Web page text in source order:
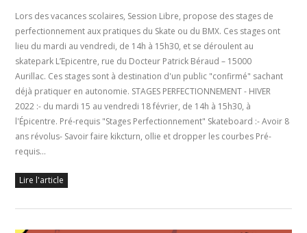
Lors des vacances scolaires, Session Libre, propose des stages de
perfectionnement aux pratiques du Skate ou du BMX. Ces stages ont
lieu du mardi au vendredi, de 14h à 15h30, et se déroulent au
skatepark L’Epicentre, rue du Docteur Patrick Béraud – 15000
Aurillac. Ces stages sont à destination d'un public "confirmé" sachant
déjà pratiquer en autonomie. STAGES PERFECTIONNEMENT - HIVER
2022 :- du mardi 15 au vendredi 18 février, de 14h à 15h30, à
l'Épicentre. Pré-requis "Stages Perfectionnement" Skateboard :- Avoir 8
ans révolus- Savoir faire kikcturn, ollie et dropper les courbes Pré-
requis…
Lire l'article